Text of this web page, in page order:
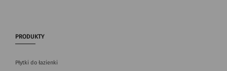
PRODUKTY
Płytki do łazienki